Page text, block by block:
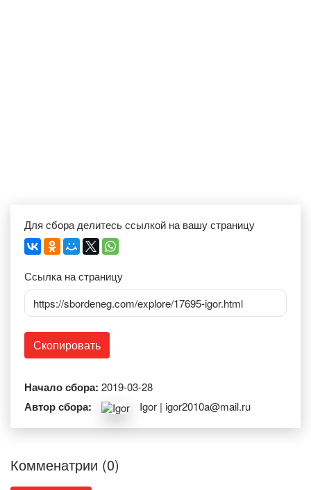
Для сбора делитесь ссылкой на вашу страницу
Ссылка на страницу
https://sbordeneg.com/explore/17695-igor.html
Скопировать
Начало сбора: 2019-03-28
Автор сбора: Igor | igor2010a@mail.ru
Комменатрии (0)